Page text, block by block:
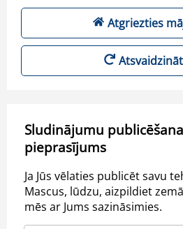
Atgriezties
Sludinājumu
pieprasījums
Ja Jūs vēlaties publicēt savu
Mascus, lūdzu, aizpildiet
mēs ar Jums sazināsimies.